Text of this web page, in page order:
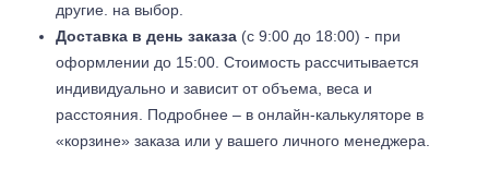
другие. на выбор.
Доставка в день заказа (с 9:00 до 18:00) - при
оформлении до 15:00. Стоимость рассчитывается
индивидуально и зависит от объема, веса и
расстояния. Подробнее – в онлайн-калькуляторе в
«корзине» заказа или у вашего личного менеджера.